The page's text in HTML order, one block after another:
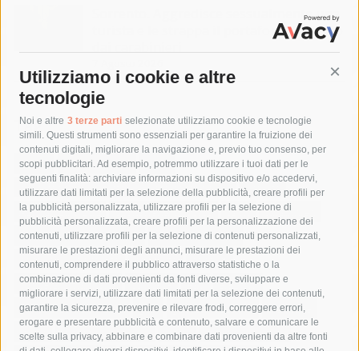
Utilizziamo i cookie e altre
tecnologie
Noi e altre 3 terze parti selezionate utilizziamo cookie e tecnologie
simili. Questi strumenti sono essenziali per garantire la fruizione dei
contenuti digitali, migliorare la navigazione e, previo tuo consenso, per
scopi pubblicitari. Ad esempio, potremmo utilizzare i tuoi dati per le
seguenti finalità: archiviare informazioni su dispositivo e/o accedervi,
utilizzare dati limitati per la selezione della pubblicità, creare profili per
la pubblicità personalizzata, utilizzare profili per la selezione di
pubblicità personalizzata, creare profili per la personalizzazione dei
contenuti, utilizzare profili per la selezione di contenuti personalizzati,
misurare le prestazioni degli annunci, misurare le prestazioni dei
contenuti, comprendere il pubblico attraverso statistiche o la
combinazione di dati provenienti da fonti diverse, sviluppare e
migliorare i servizi, utilizzare dati limitati per la selezione dei contenuti,
garantire la sicurezza, prevenire e rilevare frodi, correggere errori,
erogare e presentare pubblicità e contenuto, salvare e comunicare le
scelte sulla privacy, abbinare e combinare dati provenienti da altre fonti
Sorrento. Aggredisce sessualmente una
turista e le strappa il portafogli, fermato
Tag
acqua allerta meteo
anas
area marina protetta di punta campanella
arresto
Asl Napoli 3 sud
capitaneria di porto capri
carabinieri
castellammare di stabia
circumvesuviana
comune di sorrento
concerto
contagi
costiera amalfitana
covid-19 eav
elezioni
fondazione sorrento
gori guardia costiera
incidente
lavori
lorenzo balducelli mare
massa lubrense